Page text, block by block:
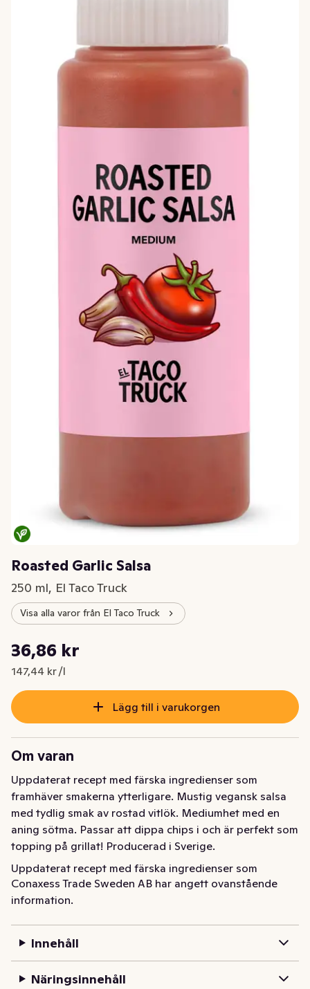
Roasted Garlic Salsa
250 ml, El Taco Truck
Visa alla varor från El Taco Truck
Nuvarande pris är: 36,86 kr
36,86 kr
147,44 kr /l
Styckpris: 147,44 kr /l
Lägg till i varukorgen
Om varan
Uppdaterat recept med färska ingredienser som
framhäver smakerna ytterligare. Mustig vegansk salsa
med tydlig smak av rostad vitlök. Mediumhet med en
aning sötma. Passar att dippa chips i och är perfekt som
topping på grillat! Producerad i Sverige.
Uppdaterat recept med färska ingredienser som
framhäver smakerna ytterliggare. Mustig vegansk salsa
med tydlig smak av rostad vitlök.  Mediumhet med en
Conaxess Trade Sweden AB har angett ovanstående
information.
Innehåll
Näringsinnehåll